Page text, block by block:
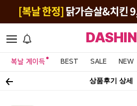
DASHIN
복날 계이득 BEST SALE NEW
상품후기 상세